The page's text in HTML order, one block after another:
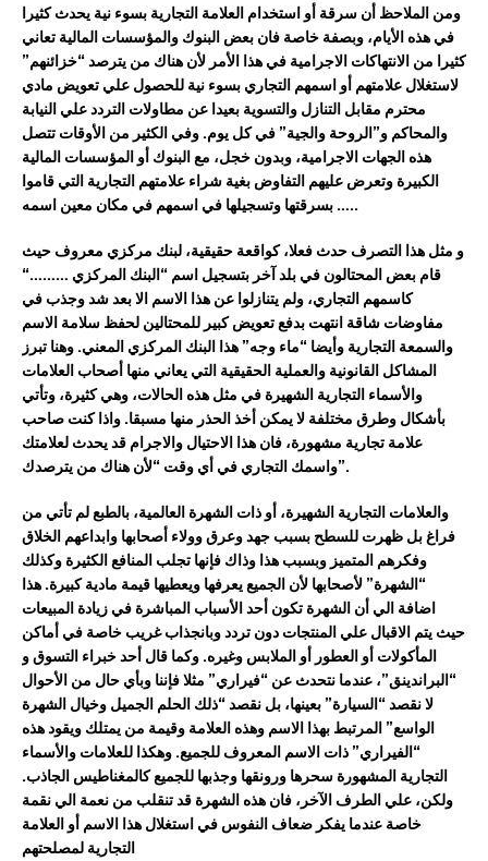
ومن الملاحظ أن سرقة أواستخدام العلامة التجاريةبسوء نيةيحدث كثيرا
في هذه الأيام، وبصفة خاصة فانبعضالبنوك والمؤسسات المالية تعاني
كثيرا من الانتهاكاتالاجراميةفي هذا الأمر لأن هناك من يترصد“خزائنهم”
لاستغلالعلامتهمأواسمهمالتجاريبسوء نيةللحصول علي تعويض مادي
محترم مقابل التنازل والتسويةبعيدا عن مطاولاتالتردد علي النيابة
والمحاكم و”الروحة والجية”في كل يوم. وفي الكثير من الأوقاتتتصل
هذه الجهات الاجرامية، وبدون خجل، مع البنوكأو المؤسسات المالية
الكبيرة وتعرض عليهم التفاوض بغيةشراء علامتهم التجارية التي قاموا
بسرقتها وتسجيلها فياسمهم في مكان معين
…..
و مثلهذاالتصرفحدثفعلا، كواقعة حقيقية، لبنك مركزي معروف حيث
قامبعض المحتالونفي بلد آخر بتسجيل اسم “البنك المركزي ………
“
كاسمهمالتجاري، ولم يتنازلوا عن هذا الاسمالا بعد شد وجذب في
مفاوضات شاقة انتهت بدفع تعويض كبير للمحتالينلحفظ سلامةالاسم
والسمعة التجارية وأيضا“ماء وجه” هذا البنك المركزي المعني. وهناتبرز
المشاكل القانونية والعمليةالحقيقية التي يعاني منهاأصحاب العلامات
والأسماء التجارية الشهيرة في مثل هذه الحالات، وهي كثيرة، وتأتي
بأشكالوطرقمختلفة لا يمكن أخذ الحذر منها مسبقا.واذا كنت صاحب
علامة تجارية مشهورة، فان هذا الاحتيال والاجرام قد يحدث لعلامتك
واسمك التجاري في أي وقت“لأن هناك من يترصدك”.
والعلاماتالتجارية الشهيرة، أو ذات الشهرةالعالمية،بالطبع لم تأتي من
فراغ بلظهرت للسطحبسبب جهد وعرق وولاء أصحابها وابداعهمالخلاق
وفكرهم المتميز وبسببهذاوذاكفإنهاتجلبالمنافع الكثيرة وكذلك
“الشهرة”لأصحابها لأن الجميع يعرفها ويعطيها قيمة مادية كبيرة.هذا
اضافة الي أن الشهرةتكون أحد الأسباب المباشرةفي زيادةالمبيعات
حيث يتم الاقبال عليالمنتجاتدون ترددوبانجذاب غريبخاصة في أماكن
المأكولات أو العطور أو الملابس وغيره. وكما قال أحد خبراءالتسوقو
“البراندينق”، عندما نتحدث عن “فيراري” مثلا فإنناوبأي حال من الأحوال
لا نقصد “السيارة” بعينها، بل نقصد “ذلكالحلمالجميلوخيال الشهرة
الواسع” المرتبط بهذا الاسموهذه العلامة وقيمة من يمتلكويقودهذه
“الفيراري” ذات الاسم المعروف للجميع.وهكذا للعلامات والأسماء
التجارية المشهورة سحرها ورونقها وجذبها للجميع كالمغناطيسالجاذب.
ولكن، علي الطرف الآخر،فانهذه الشهرة قد تنقلب من نعمة الي نقمة
خاصة عندمايفكر ضعاف النفوس في استغلال هذا الاسمأو العلامة
التجاريةلمصلحتهم